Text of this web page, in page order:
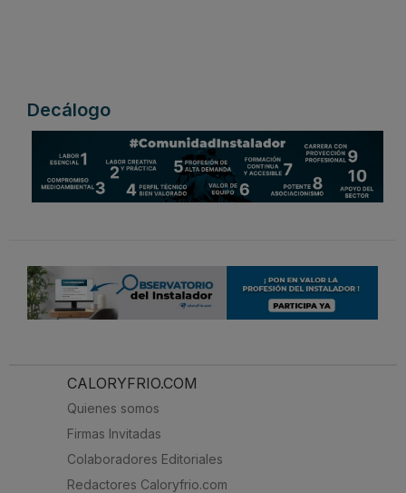
Decálogo
CALORYFRIO.COM
Quienes somos
Firmas Invitadas
Colaboradores Editoriales
Redactores Caloryfrio.com